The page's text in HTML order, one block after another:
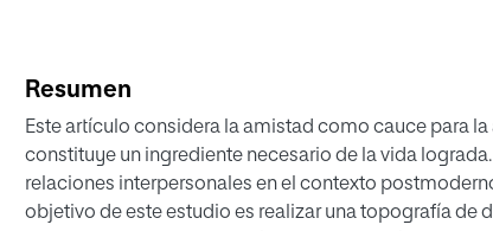
Resumen
Este artículo considera la amistad como cauce para
constituye un ingrediente necesario de la vida
relaciones interpersonales en el contexto
objetivo de este estudio es realizar una topografía de